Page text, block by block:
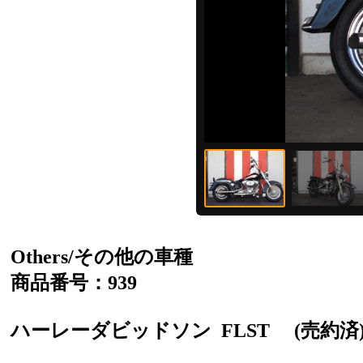
Others/その他の車種
商品番号：939
ハーレーダビッドソン FLST (売約済